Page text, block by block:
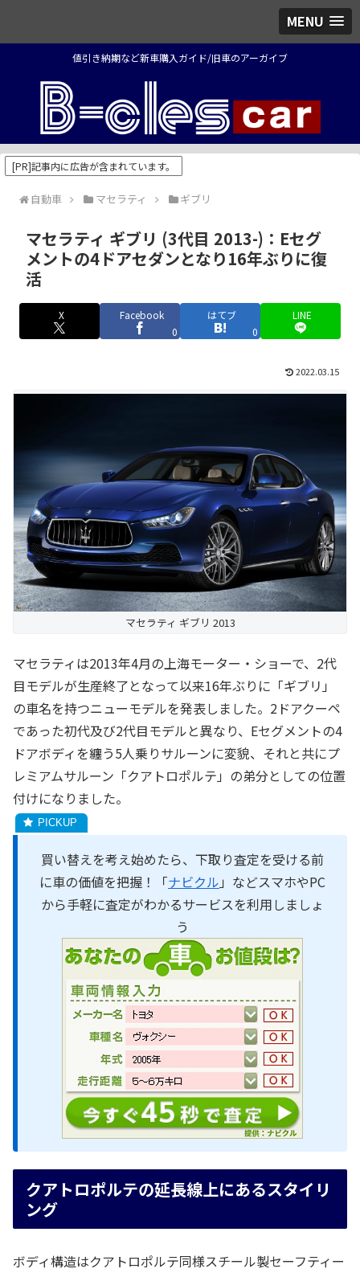
MENU
値引き納期など新車購入ガイド/旧車のアーガイブ
[PR]記事内に広告が含まれています。
自動車 マセラティ ギブリ
マセラティ ギブリ (3代目 2013-)：Eセグ
メントの4ドアセダンとなり16年ぶりに復
活
X
Facebook
0
はてブ
0
LINE
2022.03.15
マセラティ ギブリ 2013
マセラティは2013年4月の上海モーター・ショーで、2代
目モデルが生産終了となって以来16年ぶりに「ギブリ」
の車名を持つニューモデルを発表しました。2ドアクーペ
であった初代及び2代目モデルと異なり、Eセグメントの4
ドアボディを纏う5人乗りサルーンに変貌、それと共にプ
レミアムサルーン「クアトロポルテ」の弟分としての位置
付けになりました。
買い替えを考え始めたら、下取り査定を受ける前
に車の価値を把握！「ナビクル 」などスマホやPC
から手軽に査定がわかるサービスを利用しましょ
う
クアトロポルテの延長線上にあるスタイリ
ング
ボディ構造はクアトロポルテ同様スチール製セーフティー